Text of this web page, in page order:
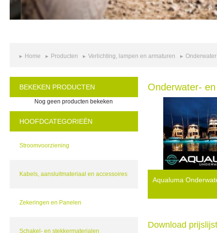
Home Producten Verlichting, lampen en armaturen
BEKEKEN PRODUCTEN
Nog geen producten bekeken
HOOFDCATEGORIEËN
Stroomvoorziening
Kabels, aansluitmateriaal en accessoires
Zekeringen en Panelen
Schakel- en stekkermaterialen
Onderwater-
Aqualuma
Download